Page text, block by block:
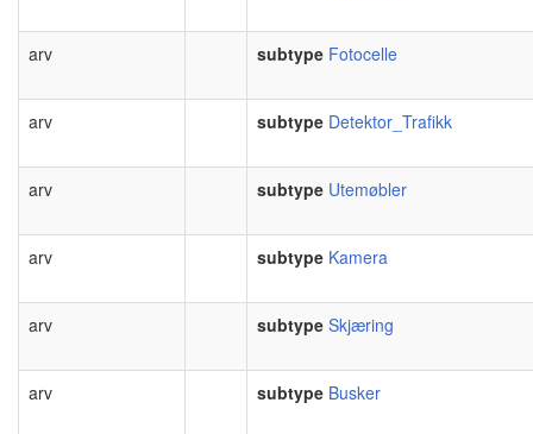
arv subtype Fotocelle
arv subtype Detektor_Trafikk
arv subtype Utemøbler
arv subtype Kamera
arv subtype Skjæring
arv subtype Busker